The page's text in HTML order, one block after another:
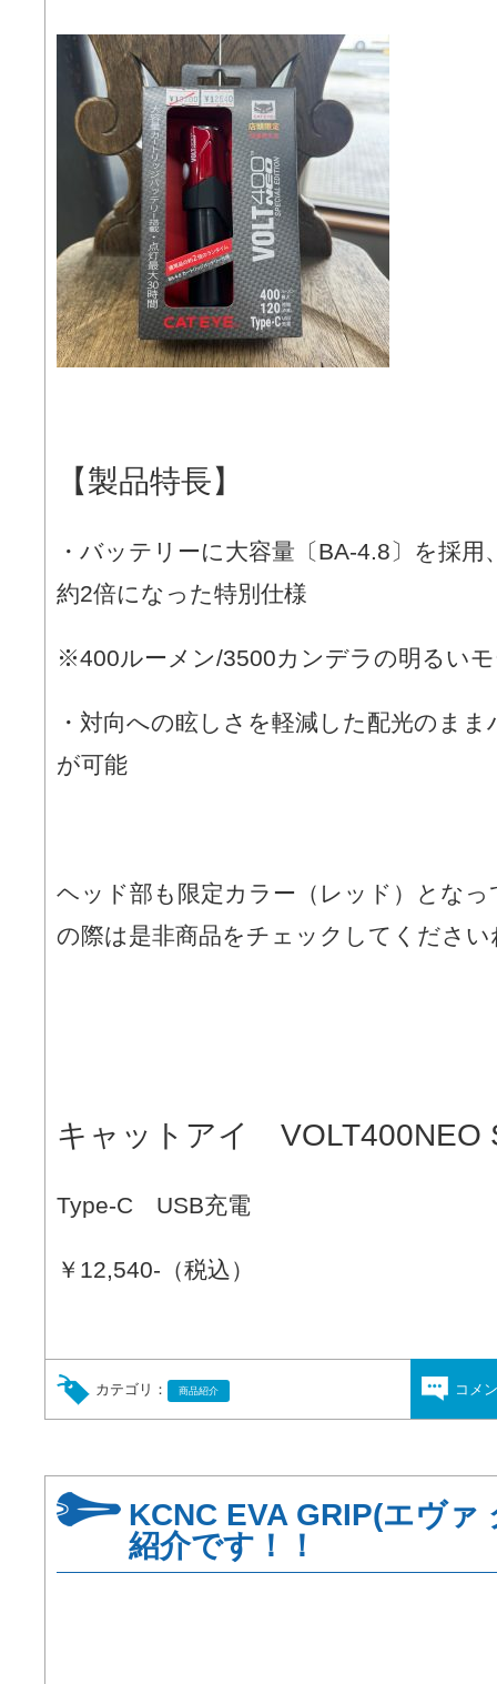
【製品特長】
・バッテリーに大容量〔BA-4.8〕を採
約2倍になった特別仕様
※400ルーメン/3500カンデラの明るい
・対向への眩しさを軽減した配光のま
が可能
ヘッド部も限定カラー（レッド）とな
の際は是非商品をチェックしてください
キャットアイ VOLT400NEO
Type-C USB充電
￥12,540-（税込）
カテゴリ： 商品紹介 コメ
KCNC EVA GRIP(エヴァ
紹介です！！